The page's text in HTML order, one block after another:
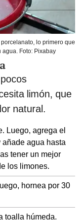
lo primero que
Foto: Pixabay
limón, que
natural.
Luego, agrega el
agua hasta
tener un mejor
los limones.
hornea por 30
toalla húmeda.